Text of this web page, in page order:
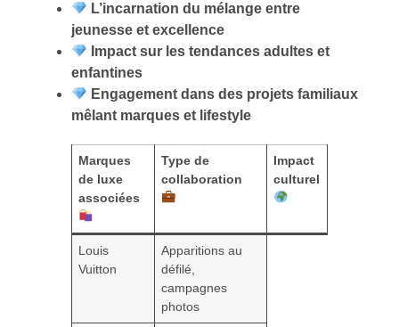
L’incarnation du mélange entre
jeunesse et excellence
Impact sur les tendances adultes et
enfantines
Engagement dans des projets familiaux
mêlant marques et lifestyle
Marques
de luxe
associées
Type de
collaboration
Impact
culturel
Louis
Vuitton
Apparitions au
défilé,
campagnes
photos